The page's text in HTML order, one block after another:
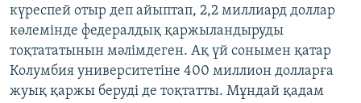
күреспей отыр деп айыптап, 2,2 миллиард доллар
көлемінде федералдық қаржыландыруды
тоқтататынын мәлімдеген. Ақ үй сонымен қатар
Колумбия университетіне 400 миллион долларға
жуық қаржы беруді де тоқтатты. Мұндай қадам